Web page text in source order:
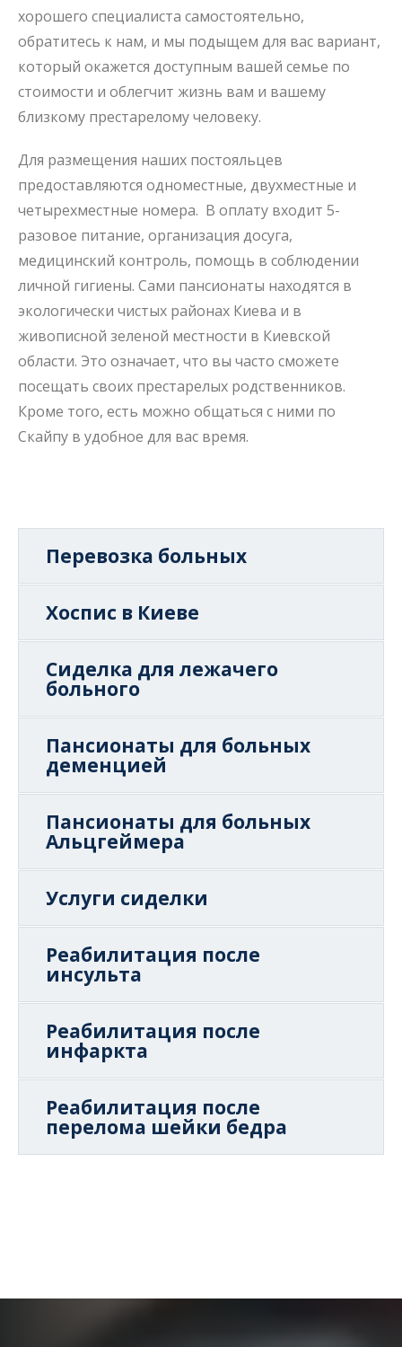
хорошего специалиста самостоятельно,
обратитесь к нам, и мы подыщем для вас вариант,
который окажется доступным вашей семье по
стоимости и облегчит жизнь вам и вашему
близкому престарелому человеку.
Для размещения наших постояльцев
предоставляются одноместные, двухместные и
четырехместные номера. В оплату входит 5-
разовое питание, организация досуга,
медицинский контроль, помощь в соблюдении
личной гигиены. Сами пансионаты находятся в
экологически чистых районах Киева и в
живописной зеленой местности в Киевской
области. Это означает, что вы часто сможете
посещать своих престарелых родственников.
Кроме того, есть можно общаться с ними по
Скайпу в удобное для вас время.
Перевозка больных
Хоспис в Киеве
Сиделка для лежачего
больного
Пансионаты для больных
деменцией
Пансионаты для больных
Альцгеймера
Услуги сиделки
Реабилитация после
инсульта
Реабилитация после
инфаркта
Реабилитация после
перелома шейки бедра